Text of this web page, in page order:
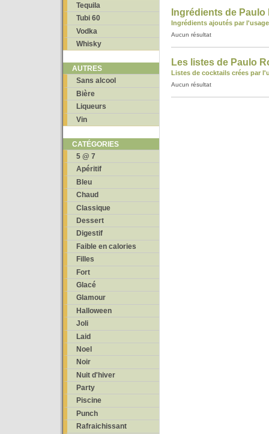
Tequila
Tubi 60
Vodka
Whisky
AUTRES
Sans alcool
Bière
Liqueurs
Vin
CATÉGORIES
5 @ 7
Apéritif
Bleu
Chaud
Classique
Dessert
Digestif
Faible en calories
Filles
Fort
Glacé
Glamour
Halloween
Joli
Laid
Noel
Noir
Nuit d'hiver
Party
Piscine
Punch
Rafraichissant
Ingrédients de
Ingrédients ajoutés par
Aucun résultat
Les listes de Paulo
Listes de cocktails crées par
Aucun résultat